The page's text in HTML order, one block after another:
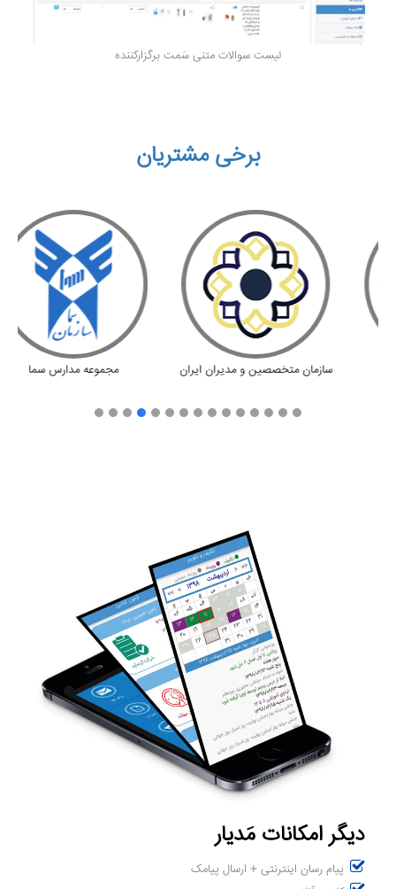
لیست سوالات متنی سَمت برگزارکننده
برخی مشتریان
مجموعه سازمان متخصصین و مدیران ایران
دیگر امکانات مَدیار
پیام رسان اینترنتی + ارسال پیامک